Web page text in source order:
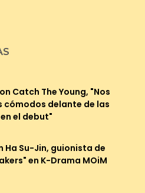
Catch The Young, "Nos
cómodos delante de las
el debut"
Ha Su-Jin, guionista de
en K-Drama MOiM